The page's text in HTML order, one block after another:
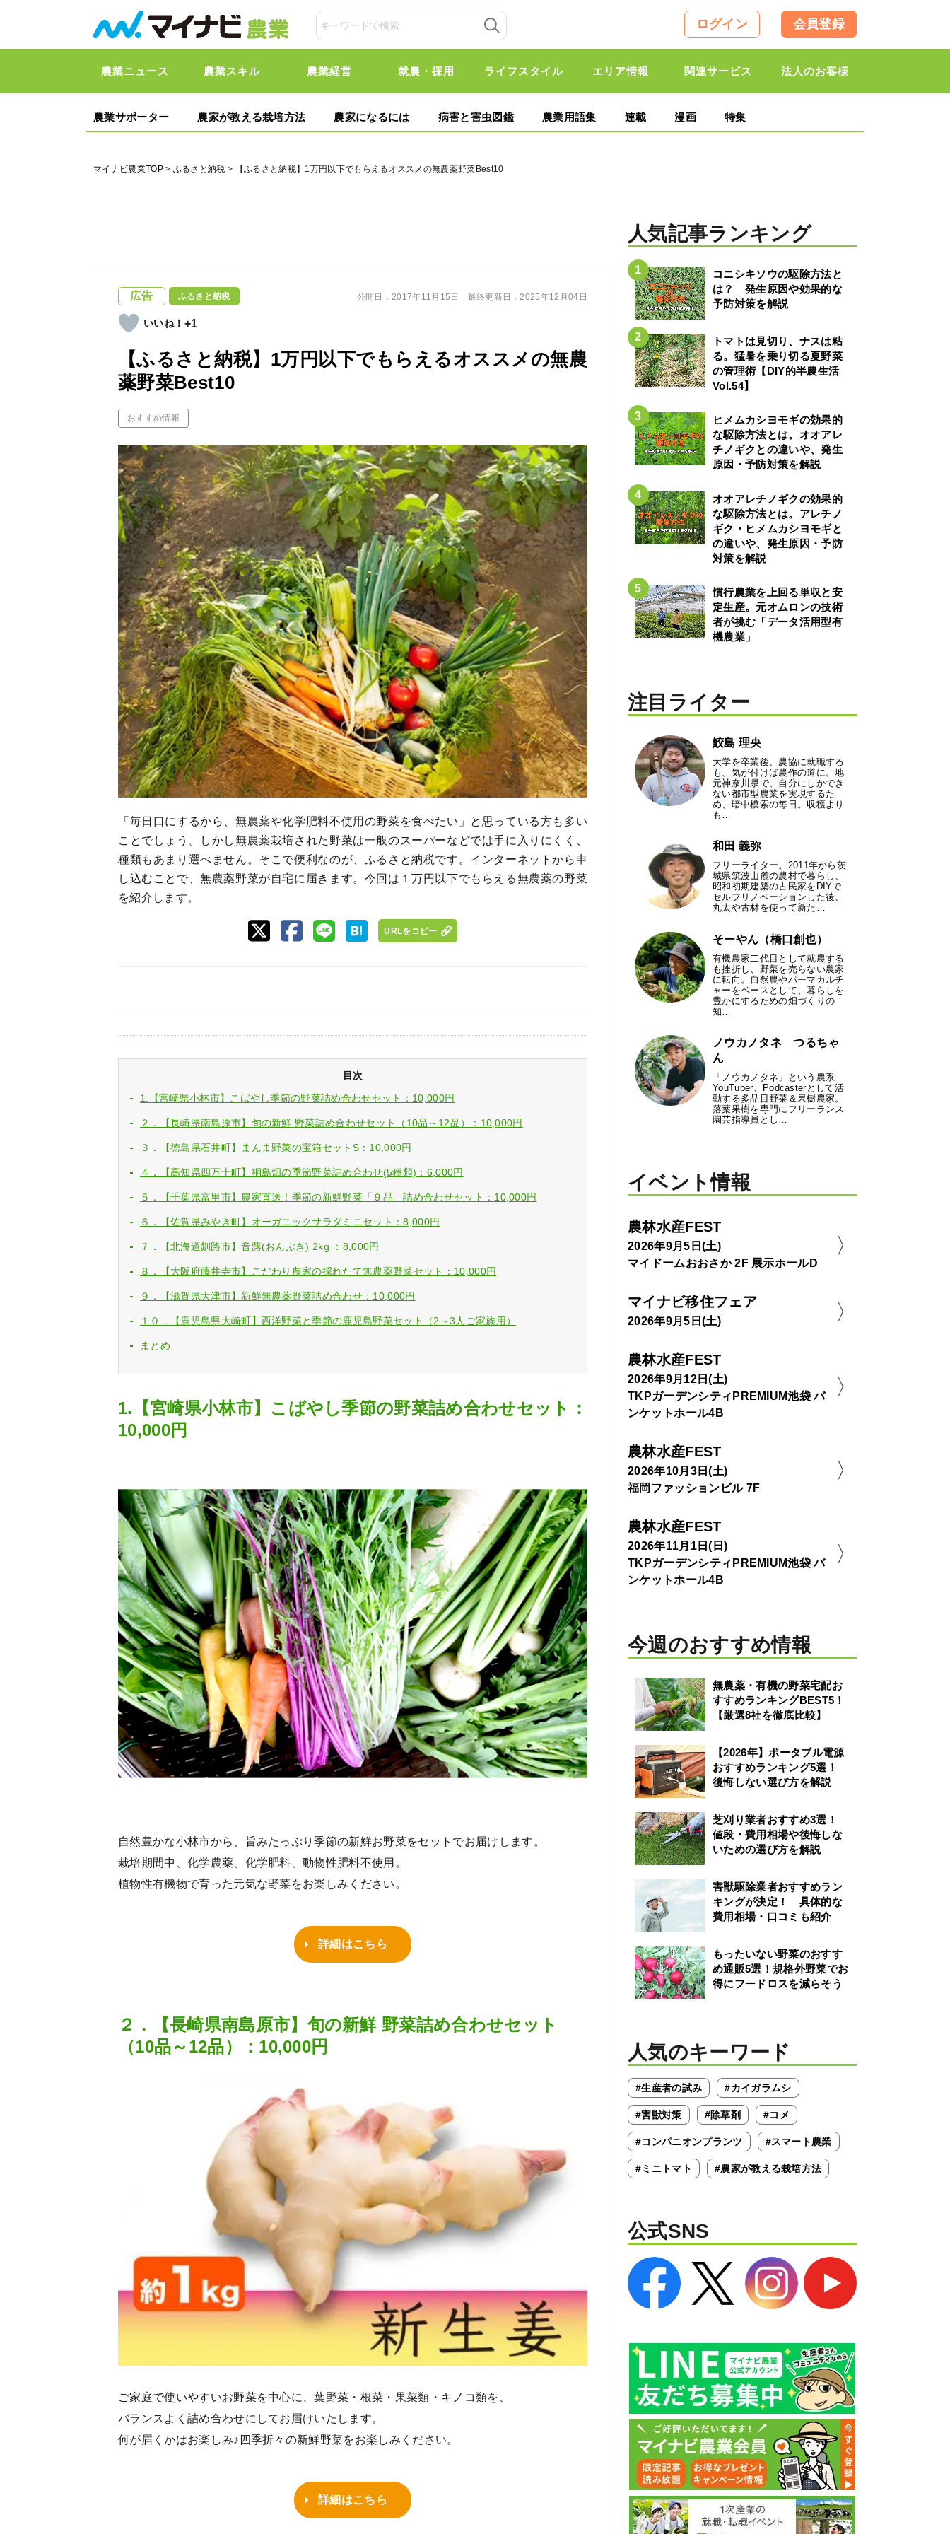
ログイン 会員登録
農業ニュース 農業スキル 農業経営 就農・採用 ライフスタイル エリア情報 関連サービス 法人のお客様
農業サポーター 農家が教える栽培方法 農家になるには 病害と害虫図鑑 農業用語集 連載 漫画 特集
マイナビ農業TOP> ふるさと納税 > 【ふるさと納税】1万円以下でもらえるオススメの無農薬野菜Best10
広告 ふるさと納税
+1
【ふるさと納税】1万円以下でもらえるオススメの無農
薬野菜Best10
おすすめ情報
公開日：2017年11月15日 最終更新日：2025年12月04日
「毎日口にするから、無農薬や化学肥料不使用の野菜を食べたい」と思っている方も多い
ことでしょう。しかし無農薬栽培された野菜は一般のスーパーなどでは手に入りにくく、
種類もあまり選べません。そこで便利なのが、ふるさと納税です。インターネットから申
し込むことで、無農薬野菜が自宅に届きます。今回は１万円以下でもらえる無農薬の野菜
を紹介します。
URLをコピー
目次
1.【宮崎県小林市】こばやし季節の野菜詰め合わせセット：10,000円
２．【長崎県南島原市】旬の新鮮 野菜詰め合わせセット（10品～12品）：10,000円
３．【徳島県石井町】まんま野菜の宝箱セットS：10,000円
４．【高知県四万十町】桐島畑の季節野菜詰め合わせ(5種類)：6,000円
５．【千葉県富里市】農家直送！季節の新鮮野菜「９品」詰め合わせセット：10,000円
６．【佐賀県みやき町】オーガニックサラダミニセット：8,000円
７．【北海道釧路市】音蕗(おんぶき) 2kg ：8,000円
８．【大阪府藤井寺市】こだわり農家の採れたて無農薬野菜セット：10,000円
９．【滋賀県大津市】新鮮無農薬野菜詰め合わせ：10,000円
１０．【鹿児島県大崎町】西洋野菜と季節の鹿児島野菜セット（2～3人ご家族用）
まとめ
1.【宮崎県小林市】こばやし季節の野菜詰め合わせセット：
10,000円
自然豊かな小林市から、旨みたっぷり季節の新鮮お野菜をセットでお届けします。
栽培期間中、化学農薬、化学肥料、動物性肥料不使用。
植物性有機物で育った元気な野菜をお楽しみください。
詳細はこちら
２．【長崎県南島原市】旬の新鮮 野菜詰め合わせセット
（10品～12品）：10,000円
ご家庭で使いやすいお野菜を中心に、葉野菜・根菜・果菜類・キノコ類を、
バランスよく詰め合わせにしてお届けいたします。
何が届くかはお楽しみ♪四季折々の新鮮野菜をお楽しみください。
詳細はこちら
人気記事ランキング
コニシキソウの駆除方法と
は？ 発生原因や効果的な
予防対策を解説
トマトは見切り、ナスは粘
る。猛暑を乗り切る夏野菜
の管理術【DIY的半農生活
Vol.54】
ヒメムカシヨモギの効果的
な駆除方法とは。オオアレ
チノギクとの違いや、発生
原因・予防対策を解説
オオアレチノギクの効果的
な駆除方法とは。アレチノ
ギク・ヒメムカシヨモギと
の違いや、発生原因・予防
対策を解説
慣行農業を上回る単収と安
定生産。元オムロンの技術
者が挑む「データ活用型有
機農業」
注目ライター
鮫島 理央
大学を卒業後、農協に就職する
も、気が付けば農作の道に。地
元神奈川県で、自分にしかでき
ない都市型農業を実現するた
め、暗中模索の毎日。収穫より
も…
和田 義弥
フリーライター。2011年から茨
城県筑波山麓の農村で暮らし、
昭和初期建築の古民家をDIYで
セルフリノベーションした後、
丸太や古材を使って新た…
そーやん（橋口創也）
有機農家二代目として就農する
も挫折し、野菜を売らない農家
に転向。自然農やパーマカルチ
ャーをベースとして、暮らしを
豊かにするための畑づくりの
知…
ノウカノタネ つるちゃ
ん
「ノウカノタネ」という農系
YouTuber、Podcasterとして活
動する多品目野菜＆果樹農家。
落葉果樹を専門にフリーランス
園芸指導員とし…
イベント情報
農林水産FEST
2026年9月5日(土)
マイドームおおさか 2F 展示ホールD
マイナビ移住フェア
2026年9月5日(土)
農林水産FEST
2026年9月12日(土)
TKPガーデンシティPREMIUM池袋 バ
ンケットホール4B
農林水産FEST
2026年10月3日(土)
福岡ファッションビル 7F
農林水産FEST
2026年11月1日(日)
TKPガーデンシティPREMIUM池袋 バ
ンケットホール4B
今週のおすすめ情報
無農薬・有機の野菜宅配お
すすめランキングBEST5！
【厳選8社を徹底比較】
【2026年】ポータブル電源
おすすめランキング5選！
後悔しない選び方を解説
芝刈り業者おすすめ3選！
値段・費用相場や後悔しな
いための選び方を解説
害獣駆除業者おすすめラン
キングが決定！ 具体的な
費用相場・口コミも紹介
もったいない野菜のおすす
め通販5選！規格外野菜でお
得にフードロスを減らそう
人気のキーワード
#生産者の試み #カイガラムシ
#害獣対策 #除草剤 #コメ
#コンパニオンプランツ #スマート農業
#ミニトマト #農家が教える栽培方法
公式SNS